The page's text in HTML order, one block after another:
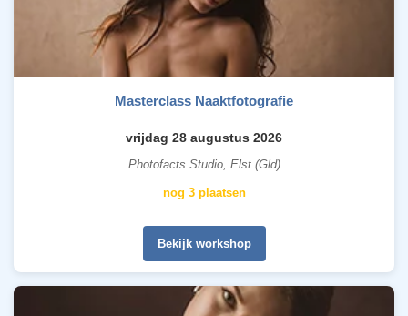
Masterclass Naaktfotografie
vrijdag 28 augustus 2026
Photofacts Studio, Elst (Gld)
nog 3 plaatsen
Bekijk workshop